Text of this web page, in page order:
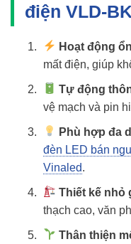
điện VLD-
Hoạt động
mất điện, giúp
Tự động
vệ mạch và pin
Phù hợp đa
đèn LED bán
Vinaled.
Thiết kế nhỏ
thạch cao, văn
Thân thiện